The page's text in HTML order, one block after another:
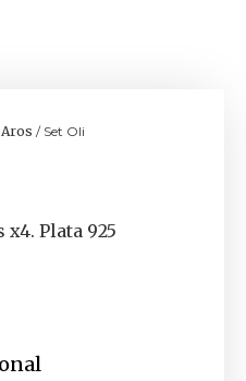
Aros / Set Oli
Plata 925